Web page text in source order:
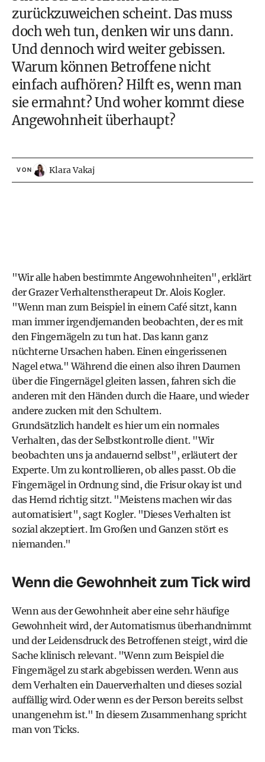
zurückzuweichen scheint. Das muss
doch weh tun, denken wir uns dann.
Und dennoch wird weiter gebissen.
Warum können Betroffene nicht
einfach aufhören? Hilft es, wenn man
sie ermahnt? Und woher kommt diese
Angewohnheit überhaupt?
VON Klara Vakaj
"Wir alle haben bestimmte Angewohnheiten", erklärt
der Grazer Verhaltenstherapeut Dr. Alois Kogler.
"Wenn man zum Beispiel in einem Café sitzt, kann
man immer irgendjemanden beobachten, der es mit
den Fingernägeln zu tun hat. Das kann ganz
nüchterne Ursachen haben. Einen eingerissenen
Nagel etwa." Während die einen also ihren Daumen
über die Fingernägel gleiten lassen, fahren sich die
anderen mit den Händen durch die Haare, und wieder
andere zucken mit den Schultern.
Grundsätzlich handelt es hier um ein normales
Verhalten, das der Selbstkontrolle dient. "Wir
beobachten uns ja andauernd selbst", erläutert der
Experte. Um zu kontrollieren, ob alles passt. Ob die
Fingernägel in Ordnung sind, die Frisur okay ist und
das Hemd richtig sitzt. "Meistens machen wir das
automatisiert", sagt Kogler. "Dieses Verhalten ist
sozial akzeptiert. Im Großen und Ganzen stört es
niemanden."
Wenn die Gewohnheit zum Tick wird
Wenn aus der Gewohnheit aber eine sehr häufige
Gewohnheit wird, der Automatismus überhandnimmt
und der Leidensdruck des Betroffenen steigt, wird die
Sache klinisch relevant. "Wenn zum Beispiel die
Fingernägel zu stark abgebissen werden. Wenn aus
dem Verhalten ein Dauerverhalten und dieses sozial
auffällig wird. Oder wenn es der Person bereits selbst
unangenehm ist." In diesem Zusammenhang spricht
man von Ticks.